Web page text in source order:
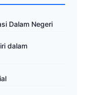
Dalam Negeri
dalam